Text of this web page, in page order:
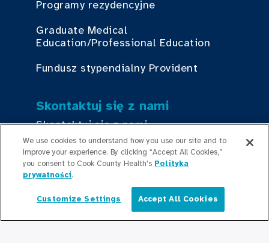
Programy rezydencyjne
Graduate Medical
Education/Professional Education
Fundusz stypendialny Provident
Skontaktuj się z nami
Skontaktuj się z nami
Bądź na bieżąco
Informacje prasowe
Polski
We use cookies to understand how you use our site and to
improve your experience. By clicking “Accept All Cookies,”
you consent to Cook County Health's Polityka
prywatności.
Customize Settings Accept All Cookies